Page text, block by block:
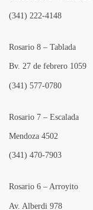
(341) 222-4148
Rosario 8 – Tablada
Bv. 27 de febrero 1059
(341) 577-0780
Rosario 7 – Escalada
Mendoza 4502
(341) 470-7903
Rosario 6 – Arroyito
Av. Alberdi 978